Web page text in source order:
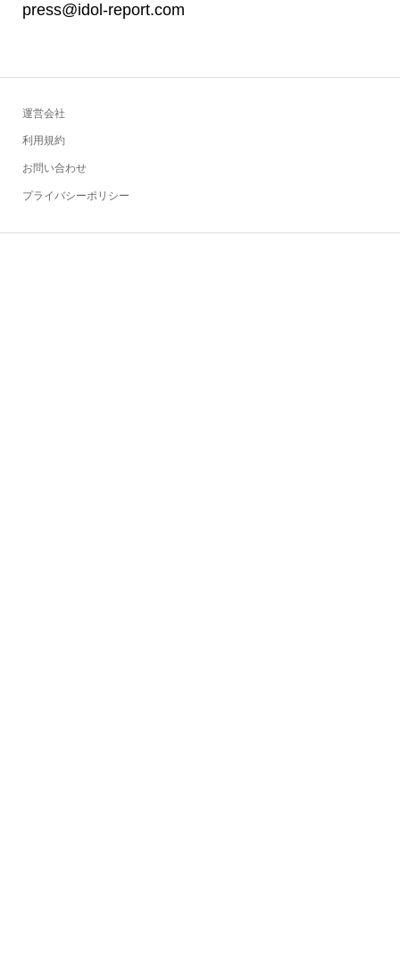
press@idol-report.com
運営会社
利用規約
お問い合わせ
プライバシーポリシー